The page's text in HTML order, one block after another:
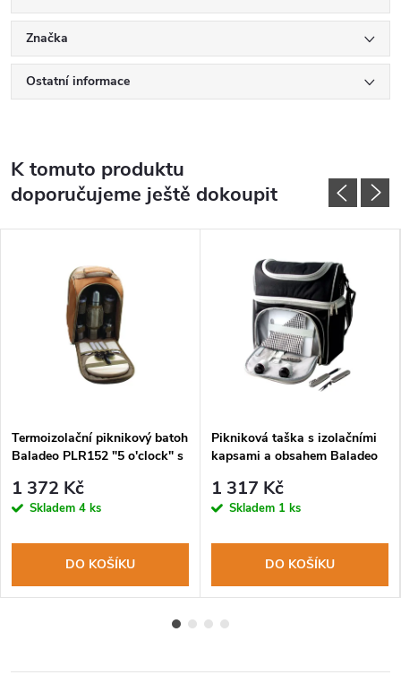
Značka
Ostatní informace
K tomuto produktu
doporučujeme ještě dokoupit
Termoizolační piknikový batoh
Baladeo PLR152 "5 o'clock" s
1 372 Kč
Skladem 4 ks
DO KOŠÍKU
Pikniková taška s izolačními
kapsami a obsahem Baladeo
1 317 Kč
Skladem 1 ks
DO KOŠÍKU